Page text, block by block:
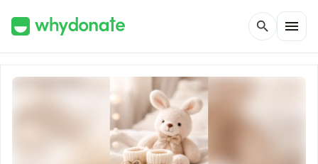
search menu